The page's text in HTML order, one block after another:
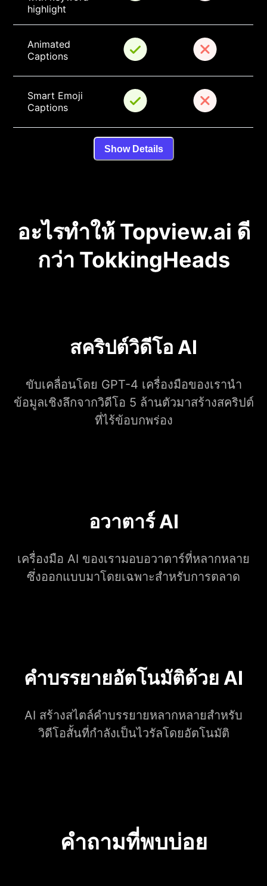
highlight
Animated
Captions
Smart Emoji
Captions
Show Details
อะไรทำให้ Topview.ai ดี
กว่า TokkingHeads
สคริปต์วิดีโอ AI
ขับเคลื่อนโดย GPT-4 เครื่องมือของเรานำ
ข้อมูลเชิงลึกจากวิดีโอ 5 ล้านตัวมาสร้างสคริปต์
ที่ไร้ข้อบกพร่อง
อวาตาร์ AI
เครื่องมือ AI ของเรามอบอวาตาร์ที่หลากหลาย
ซึ่งออกแบบมาโดยเฉพาะสำหรับการตลาด
คำบรรยายอัตโนมัติด้วย AI
AI สร้างสไตล์คำบรรยายหลากหลายสำหรับ
วิดีโอสั้นที่กำลังเป็นไวรัลโดยอัตโนมัติ
คําถามที่พบบ่อย